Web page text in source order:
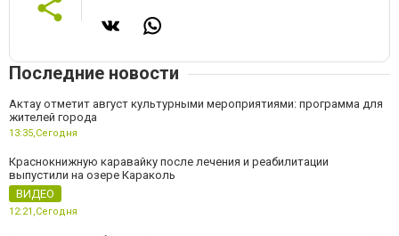
Последние новости
Актау отметит август культурными мероприятиями: программа для
жителей города
13:35,Сегодня
Краснокнижную каравайку после лечения и реабилитации
выпустили на озере Караколь
ВИДЕО
12:21,Сегодня